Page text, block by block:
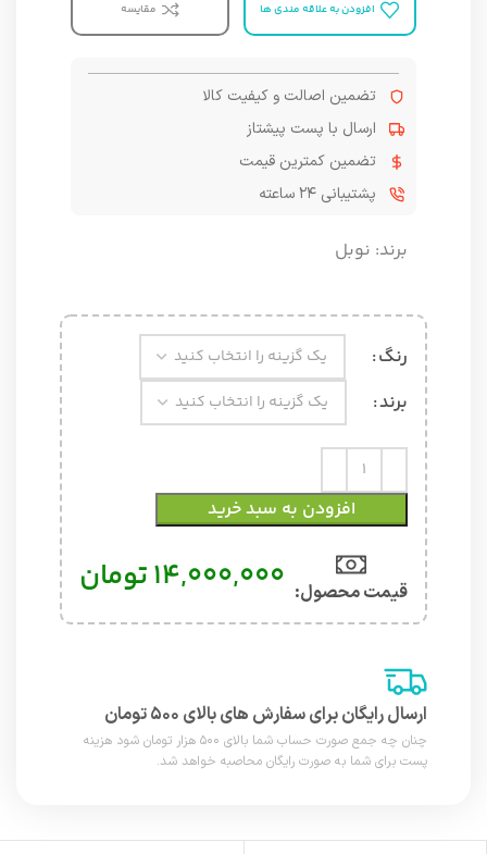
افزودن به علاقه مندی ها مقایسه
تضمین اصالت و کیفیت کالا
ارسال با پست پیشتاز
تضمین کمترین قیمت
پشتیبانی ۲۴ ساعته
برند: نوبل
رنگ
برند
افزودن به سبد خرید
قیمت محصول:​ 14,000,000تومان
ارسال رایگان برای سفارش های بالای ۵۰۰ تومان
چنان چه جمع صورت حساب شما بالای ۵۰۰ هزار تومان شود هزینه
پست برای شما به صورت رایگان محاصبه خواهد شد.